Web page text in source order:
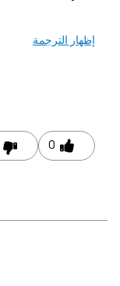
إظهار الترجمة
0
0